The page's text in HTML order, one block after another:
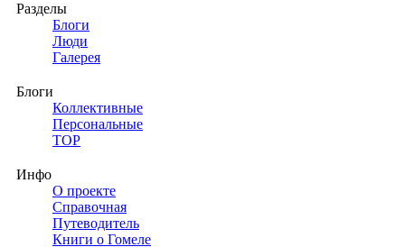
Разделы
Блоги
Люди
Галерея
Блоги
Коллективные
Персональные
TOP
Инфо
О проекте
Справочная
Путеводитель
Книги о Гомеле